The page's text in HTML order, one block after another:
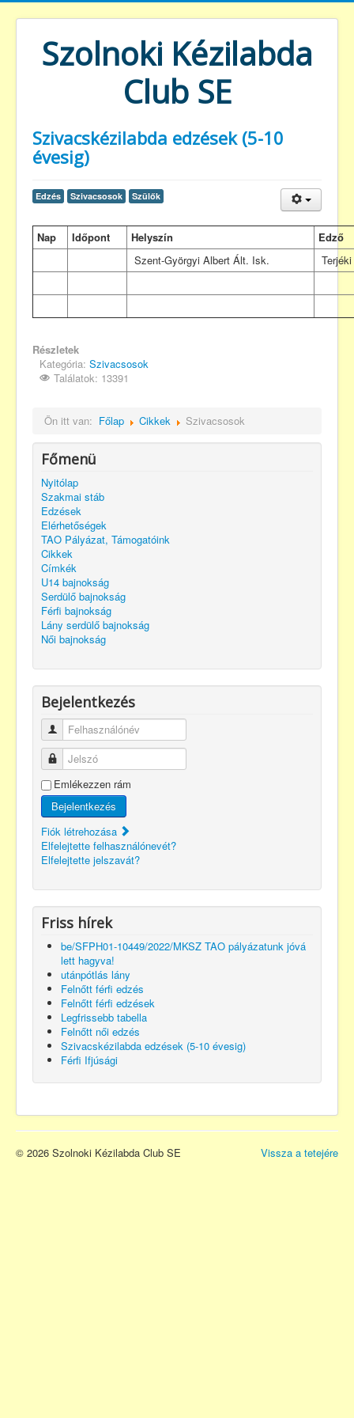
Szolnoki Kézilabda
Club SE
Szivacskézilabda edzések (5-10
évesig)
Edzés Szivacsosok Szülők
Nap Időpont Helyszín
Edző
Szent-Györgyi Albert Ált. Isk.
Részletek
Kategória: Szivacsosok
Találatok: 13391
Ön itt van: Főlap Cikkek Szivacsosok
Főmenü
Nyitólap
Szakmai stáb
Edzések
Elérhetőségek
TAO Pályázat, Támogatóink
Cikkek
Címkék
U14 bajnokság
Serdülő bajnokság
Férfi bajnokság
Lány serdülő bajnokság
Női bajnokság
Bejelentkezés
Felhasználónév
Jelszó
Emlékezzen rám
Bejelentkezés
Fiók létrehozása
Elfelejtette felhasználónevét?
Elfelejtette jelszavát?
Friss hírek
be/SFPH01-10449/2022/MKSZ TAO pályázatunk jóvá
lett hagyva!
utánpótlás lány
Felnőtt férfi edzés
Felnőtt férfi edzések
Legfrissebb tabella
Felnőtt női edzés
Szivacskézilabda edzések (5-10 évesig)
Férfi Ifjúsági
Vissza a tetejére
© 2026 Szolnoki Kézilabda Club SE